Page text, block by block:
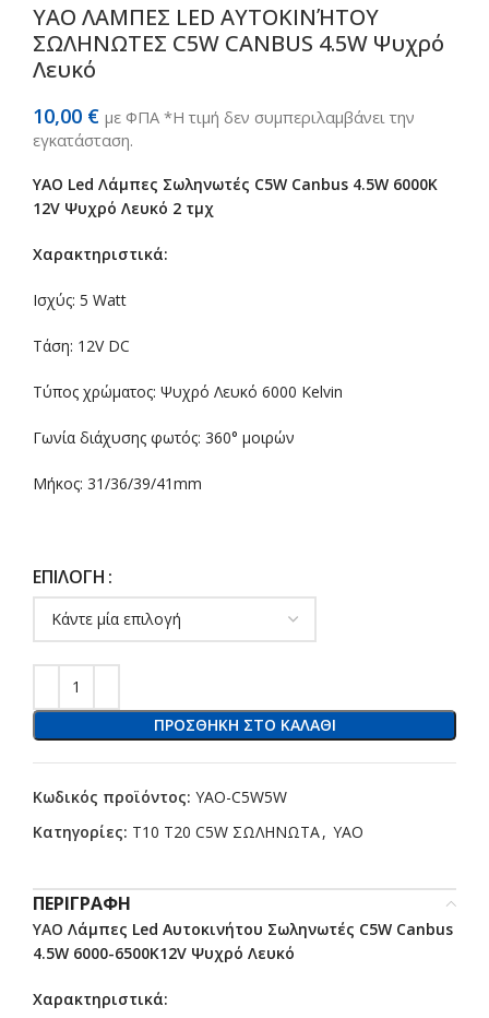
YAO ΛΑΜΠΕΣ LED ΑΥΤΟΚΙΝΉΤΟΥ
ΣΩΛΗΝΩΤΕΣ C5W CANBUS 4.5W Ψυχρό
Λευκό
10,00 € με ΦΠΑ *Η τιμή δεν συμπεριλαμβάνει την
εγκατάσταση.
YAO Led Λάμπες Σωληνωτές C5W Canbus 4.5W 6000K
12V Ψυχρό Λευκό 2 τμχ
Χαρακτηριστικά:
Ισχύς: 5 Watt
Τάση: 12V DC
Τύπος χρώματος: Ψυχρό Λευκό 6000 Κelvin
Γωνία διάχυσης φωτός: 360° μοιρών
Μήκος: 31/36/39/41mm
ΕΠΙΛΟΓΉ
ΠΡΟΣΘΉΚΗ ΣΤΟ ΚΑΛΆΘΙ
Κωδικός προϊόντος: ΥΑΟ-C5W5W
Κατηγορίες: T10 T20 C5W ΣΩΛΗΝΩΤΑ, YAO
ΠΕΡΙΓΡΑΦΉ
YAO Λάμπες Led Αυτοκινήτου Σωληνωτές C5W Canbus
4.5W 6000-6500K12V Ψυχρό Λευκό
Χαρακτηριστικά: